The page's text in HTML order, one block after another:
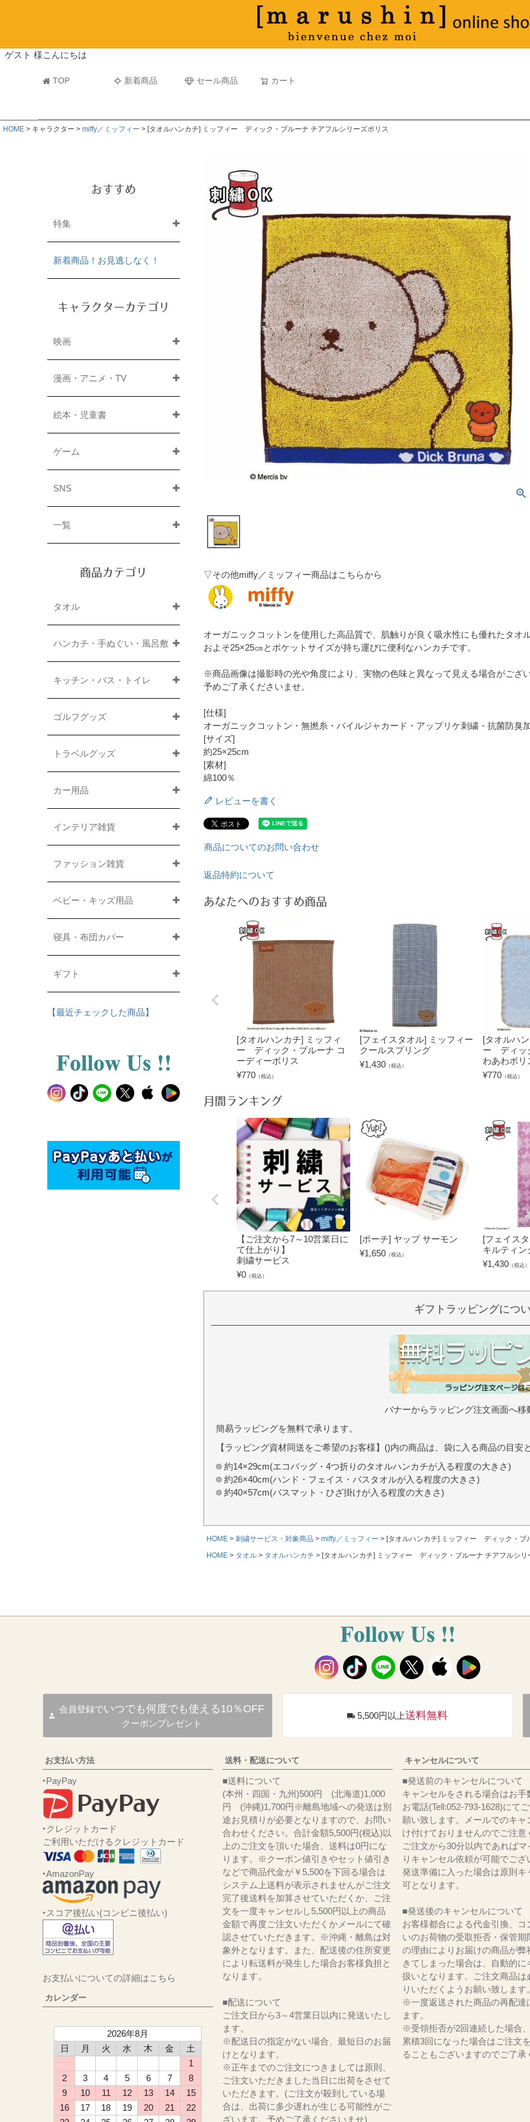
ゲスト 様こんにちは
TOP 新着商品 セール商品 カート
マフラータオル
並び順
新着順
古い順 価格が
HOME キャラクター miffy／ミッフィー [タオルハンカチ] ミッフィー ディック・ブルーナ チアフルシリーズボリス
おすすめ
特集
新着商品！お見逃しなく！
キャラクターカテゴリ
映画
漫画・アニメ・TV
絵本・児童書
ゲーム
SNS
一覧
商品カテゴリ
タオル
ハンカチ・手ぬぐい・風呂敷
キッチン・バス・トイレ
ゴルフグッズ
トラベルグッズ
カー用品
インテリア雑貨
ファッション雑貨
ベビー・キッズ用品
寝具・布団カバー
ギフト
【最近チェックした商品】
▽その他miffy／ミッフィー商品はこちらから
オーガニックコットンを使用した高品質で、肌触りが良く吸水性にも優れたタオ
およそ25×25㎝とポケットサイズが持ち運びに便利なハンカチです。
※商品画像は撮影時の光や角度により、実物の色味と異なって見える場合がござい
予めご了承くださいませ。
[仕様]
オーガニックコットン・無撚糸・パイルジャカード・アップリケ刺繍・抗菌防臭
[サイズ]
約25×25cm
[素材]
綿100％
レビューを書く
商品についてのお問い合わせ
返品特約について
あなたへのおすすめ商品
[タオルハンカチ] ミッフィ
ー ディック・ブルーナ コ
ーディーボリス
¥770 （税込）
[フェイスタオル] ミッフィー
クールスプリング
¥1,430 （税込）
[タオルハ
ー ディッ
わあわボリ
¥770 （税込）
月間ランキング
【ご注文から7～10営業日に
て仕上がり】
刺繍サービス
¥0 （税込）
[ポーチ] ヤップ サーモン
¥1,650 （税込）
[フェイス
キルティン
¥1,430 （税込）
ギフトラッピングにつ
バナーからラッピング注文画面へ移
簡易ラッピングを無料で承ります。
【ラッピング資材同送をご希望のお客様】()内の商品は、袋に入る商品の目安
約14×29cm(エコバッグ・4つ折りのタオルハンカチが入る程度の大きさ)
約26×40cm(ハンド・フェイス・バスタオルが入る程度の大きさ)
約40×57cm(バスマット・ひざ掛けが入る程度の大きさ)
HOME 刺繍サービス・対象商品 miffy／ミッフィー
[タオルハンカチ] ミッフィー ディック・ブ
HOME
タオル タオルハンカチ [タオルハンカチ] ミッフィー ディック・ブルーナ チアフルシリ
会員登録でいつでも何度でも使える10％OFF
クーポンプレゼント
5,500円以上送料無料
お支払い方法
‣PayPay
‣クレジットカード
ご利用いただけるクレジットカード
‣AmazonPay
‣スコア後払い(コンビニ後払い)
お支払いについての詳細はこちら
カレンダー
2026年8月
日
月 火 水 木 金
土
1
2
3 4 5 6 7
8
9
10 11 12 13 14
15
16
17 18 19 20 21
22
送料・配送について
■送料について
(本州・四国・九州)500円 (北海道)1,000
円 (沖縄)1,700円※離島地域への発送は別
途お見積りが必要となりますので、お問い
合わせください。合計金額5,500円(税込)以
上のご注文を頂いた場合、送料は0円にな
ります。※クーポン値引きやセット値引き
などで商品代金が￥5,500を下回る場合は
システム上送料が表示されませんがご注文
完了後送料を加算させていただくか、ご注
文を一度キャンセルし5,500円以上の商品
金額で再度ご注文いただくかメールにて確
認させていただきます。※沖縄・離島は対
象外となります。また、配送後の住所変更
により転送料が発生した場合お客様負担と
なります。
■配送について
ご注文日から3～4営業日以内に発送いたし
ます。
※配送日の指定がない場合、最短日のお届
けとなります。
※正午までのご注文につきましては原則、
ご注文いただきました当日に出荷をさせて
いただきます。(ご注文が殺到している場
合は、出荷に多少遅れが生じる可能性がご
ざいます。予めご了承くださいませ)
キャンセルについて
■発送前のキャンセルについて
キャンセルをされる場合はお手
お電話(Tell:052-793-1628)にて
願い致します。メールでのキャ
け付けておりませんのでご注意
ご注文から30分以内であればマ
りキャンセル依頼が可能でござ
発送準備に入った場合は原則キ
可となります。
■発送後のキャンセルについて
お客様都合による代金引換、コ
いのお荷物の受取拒否・保管期
の理由によりお届けの商品が弊
きてしまった場合は、自動的に
扱いとなります。ご注文商品は
りいただくようお願い致します。
※一度返送された商品の再配達
ます。
※受領拒否が2回連続した場合
累積3回になった場合はご注文
ることもございますのでご了承